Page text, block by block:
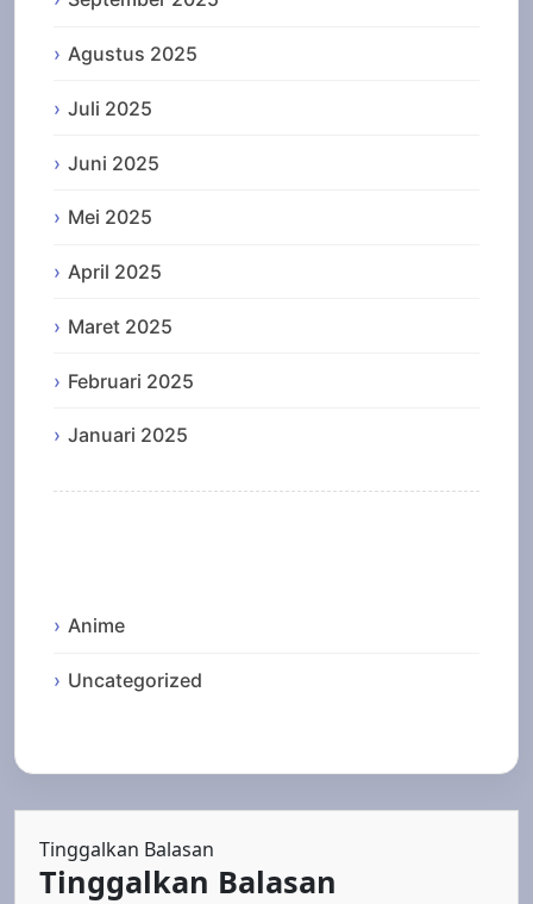
Agustus 2025
Juli 2025
Juni 2025
Mei 2025
April 2025
Maret 2025
Februari 2025
Januari 2025
Anime
Uncategorized
Tinggalkan Balasan
Tinggalkan Balasan